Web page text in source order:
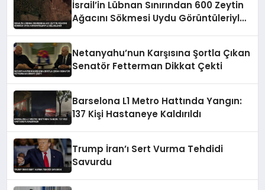
İsrail’in Lübnan Sınırından 600 Zeytin
Ağacını Sökmesi Uydu Görüntüleriyle
Netanyahu’nun Karşısına Şortla Çıkan
Senatör Fetterman Dikkat Çekti
Barselona L1 Metro Hattında Yangın:
137 Kişi Hastaneye Kaldırıldı
Trump İran’ı Sert Vurma Tehdidi
Savurdu